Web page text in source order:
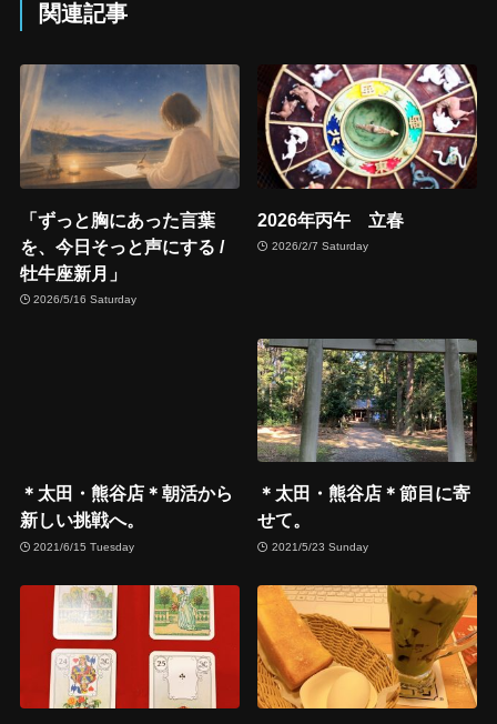
関連記事
「ずっと胸にあった言葉
を、今日そっと声にする /
牡牛座新月」
2026/5/16 Saturday
2026年丙午 立春
2026/2/7 Saturday
＊太田・熊谷店＊朝活から
新しい挑戦へ。
2021/6/15 Tuesday
＊太田・熊谷店＊節目に寄
せて。
2021/5/23 Sunday